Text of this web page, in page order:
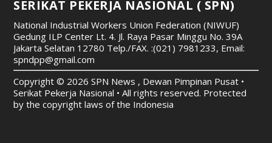
SERIKAT PEKERJA NASIONAL ( SPN)
National Industrial Workers Union Federation (NIWUF)
Gedung ILP Center Lt. 4. Jl. Raya Pasar Minggu No. 39A
Jakarta Selatan 12780 Telp./FAX. :(021) 7981233, Email:
spndpp@gmail.com
Copyright © 2026 SPN News , Dewan Pimpinan Pusat •
Serikat Pekerja Nasional • All rights reserved. Protected
by the copyright laws of the Indonesia